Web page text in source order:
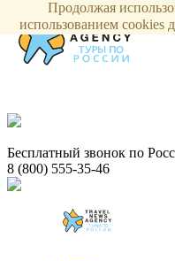
Бесплатный звонок по
8 (800) 555-35-46
Продолжая
использованием cookies